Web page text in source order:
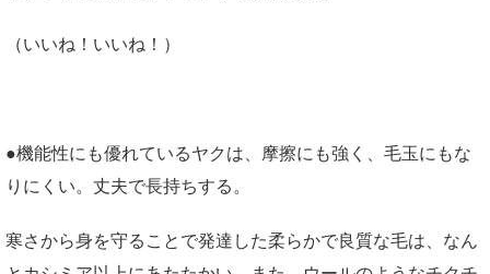
（いいね！いいね！）
●機能性にも優れているヤクは、摩擦にも強く、毛玉にもな
りにくい。丈夫で長持ちする。
寒さから身を守ることで発達した柔らかで良質な毛は、なん